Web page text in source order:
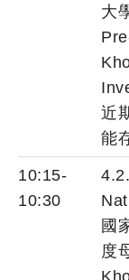
大
近
能
10:15-
10:30
國
度